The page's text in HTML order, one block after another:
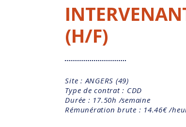
(H/F)
Site : ANGERS (49)
Type de contrat : CDD
Durée : 17.50h /semaine
Rémunération brute : 14.46€ /